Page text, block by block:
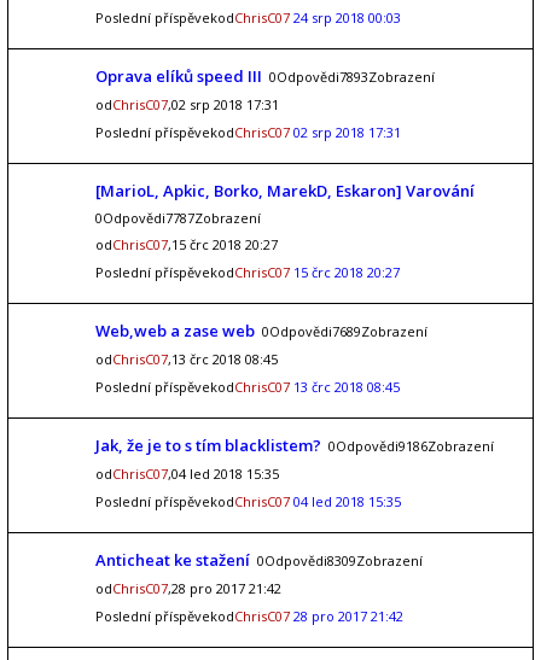
Poslední příspěvekodChrisC07 24 srp 2018 00:03
Oprava elíků speed III 0Odpovědi7893Zobrazení
odChrisC07,02 srp 2018 17:31
Poslední příspěvekodChrisC07 02 srp 2018 17:31
[MarioL, Apkic, Borko, MarekD, Eskaron] Varování
0Odpovědi7787Zobrazení
odChrisC07,15 črc 2018 20:27
Poslední příspěvekodChrisC07 15 črc 2018 20:27
Web,web a zase web 0Odpovědi7689Zobrazení
odChrisC07,13 črc 2018 08:45
Poslední příspěvekodChrisC07 13 črc 2018 08:45
Jak, že je to s tím blacklistem? 0Odpovědi9186Zobrazení
odChrisC07,04 led 2018 15:35
Poslední příspěvekodChrisC07 04 led 2018 15:35
Anticheat ke stažení 0Odpovědi8309Zobrazení
odChrisC07,28 pro 2017 21:42
Poslední příspěvekodChrisC07 28 pro 2017 21:42